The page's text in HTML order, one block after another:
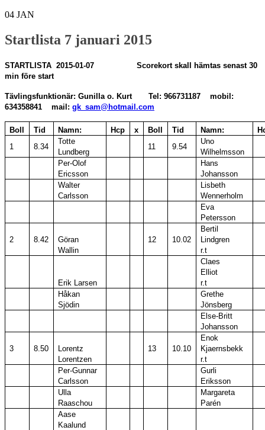
04 JAN
Startlista 7 januari 2015
STARTLISTA 2015-01-07 Scorekort skall hämtas senast 30
min före start
Tävlingsfunktionär: Gunilla o. Kurt Tel: 966731187 mobil:
634358841 mail: gk_sam@hotmail.com
Boll Tid Namn: Hcp x Boll Tid Namn:
1
8.34
Totte
Lundberg
11 9.54
Uno
Wilhelmsson
Per-Olof
Ericsson
Hans
Johansson
Walter
Carlsson
Lisbeth
Wennerholm
Eva
Petersson
2 8.42
Göran
Wallin
12 10.02
Bertil
Lindgren
r.t
Erik Larsen
Claes
Elliot
r.t
Håkan
Sjödin
Grethe
Jönsberg
Else-Britt
Johansson
3 8.50
Lorentz
Lorentzen
13 10.10
Enok
Kjaernsbekk
r.t
Per-Gunnar
Carlsson
Gurli
Eriksson
Ulla
Raaschou
Margareta
Parén
Aase
Kaalund